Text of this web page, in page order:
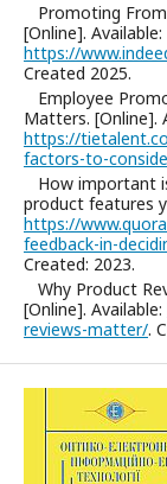
Promoting
[Online]. Available:
https://
Created 2025.
Employee
Matters. [Online].
https://
factors-to-
How important
product features
https://
feedback-in-
Created: 2023.
Why Product
[Online]. Available:
reviews-matter/.